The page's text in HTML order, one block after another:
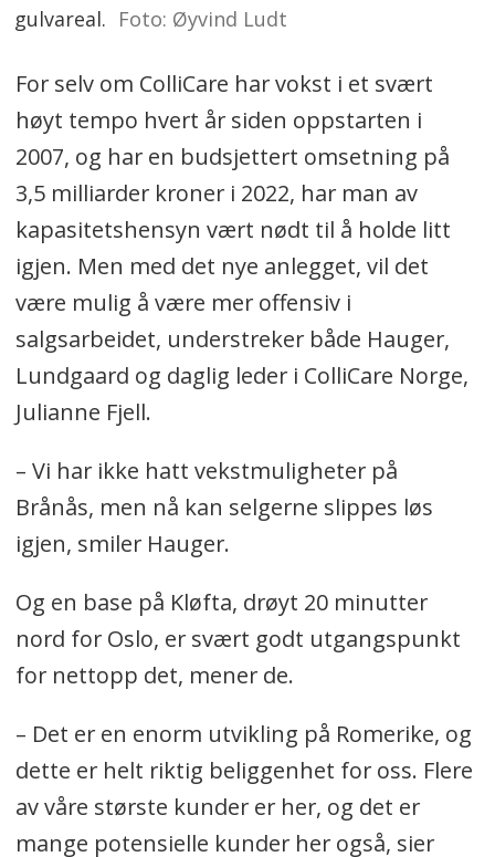
gulvareal. Foto: Øyvind Ludt
For selv om ColliCare har vokst i et svært
høyt tempo hvert år siden oppstarten i
2007, og har en budsjettert omsetning på
3,5 milliarder kroner i 2022, har man av
kapasitetshensyn vært nødt til å holde litt
igjen. Men med det nye anlegget, vil det
være mulig å være mer offensiv i
salgsarbeidet, understreker både Hauger,
Lundgaard og daglig leder i ColliCare Norge,
Julianne Fjell.
– Vi har ikke hatt vekstmuligheter på
Brånås, men nå kan selgerne slippes løs
igjen, smiler Hauger.
Og en base på Kløfta, drøyt 20 minutter
nord for Oslo, er svært godt utgangspunkt
for nettopp det, mener de.
– Det er en enorm utvikling på Romerike, og
dette er helt riktig beliggenhet for oss. Flere
av våre største kunder er her, og det er
mange potensielle kunder her også, sier